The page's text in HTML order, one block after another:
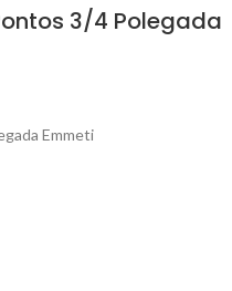
3/4 Polegada
Emmeti